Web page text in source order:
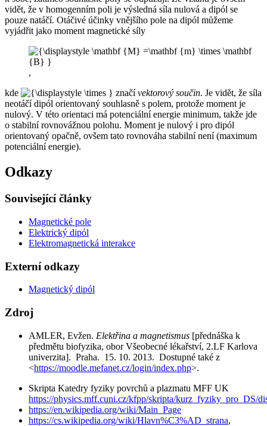
vidět, že v homogenním poli je výsledná síla nulová a dipól se
pouze natáčí. Otáčivé účinky vnějšího pole na dipól můžeme
vyjádřit jako moment magnetické síly
,
kde značívektorový součin. Je vidět, že síla
neotáčí dipól orientovaný souhlasně s polem, protože moment je
nulový. V této orientaci má potenciální energie minimum, takže jde
o stabilní rovnovážnou polohu. Moment je nulový i pro dipól
orientovaný opačně, ovšem tato rovnováha stabilní není (maximum
potenciální energie).
Odkazy
Související články
Magnetické pole
Elektrický dipól
Elektromagnetická interakce
Externí odkazy
Magnetický dipól
Zdroj
AMLER, Evžen. Elektřina a magnetismus [přednáška k
předmětu biofyzika, obor Všeobecné lékařství, 2.LF Karlova
univerzita]. Praha. 15. 10. 2013. Dostupné také z
<https://moodle.mefanet.cz/login/index.php>.
Skripta Katedry fyziky povrchů a plazmatu MFF UK
https://physics.mff.cuni.cz/kfpp/skripta/kurz_fyziky_pro_DS/
https://en.wikipedia.org/wiki/Main_Page
https://cs.wikipedia.org/wiki/Hlavn%C3%AD_strana,